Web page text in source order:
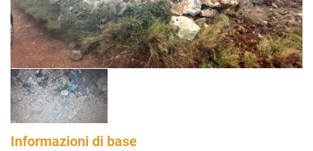
Informazioni di base